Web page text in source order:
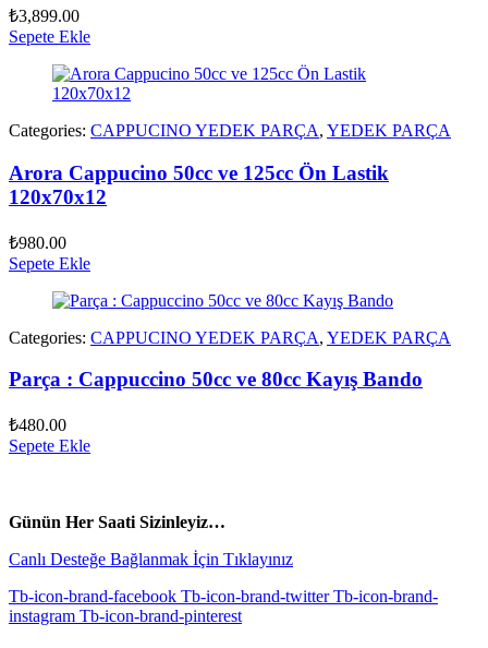
₺3,899.00
Sepete Ekle
Categories: CAPPUCINO YEDEK PARÇA, YEDEK PARÇA
Arora Cappucino 50cc ve 125cc Ön Lastik
120x70x12
₺980.00
Sepete Ekle
Categories: CAPPUCINO YEDEK PARÇA, YEDEK PARÇA
Parça : Cappuccino 50cc ve 80cc Kayış Bando
₺480.00
Sepete Ekle
Günün Her Saati Sizinleyiz…
Canlı Desteğe Bağlanmak İçin Tıklayınız
Tb-icon-brand-facebook Tb-icon-brand-twitter Tb-icon-brand-
instagram Tb-icon-brand-pinterest